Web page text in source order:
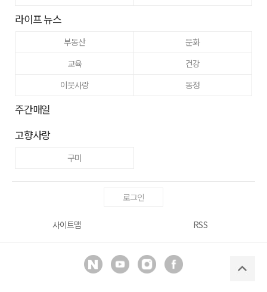
라이프 뉴스
부동산
문화
교육
건강
이웃사랑
동정
주간매일
고향사랑
구미
로그인
사이트맵 RSS